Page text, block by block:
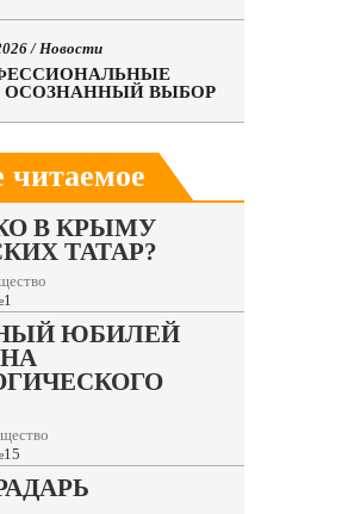
/Новости
ОСОЗНАННЫЙ ВЫБОР
читаемое
В КРЫМУ
ТАТАР?
ЮБИЛЕЙ